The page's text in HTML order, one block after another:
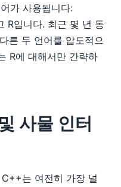
가 사용됩니다:
R입니다. 최근 몇 년 동
른 두 언어를 압도적으
R에 대해서만 간략하
사물 인터
는 여전히 가장 널